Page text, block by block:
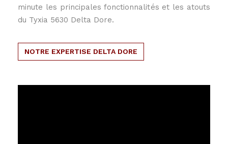
minute les principales fonctionnalités et les atouts
du Tyxia 5630 Delta Dore.
NOTRE EXPERTISE DELTA DORE